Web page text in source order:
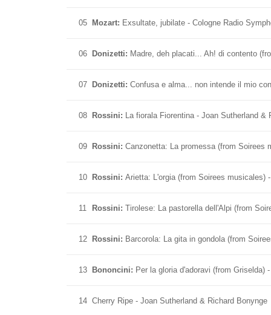
05 Mozart: Exsultate, jubilate - Cologne Radio
06 Donizetti: Madre, deh placati... Ah! di contento
07 Donizetti: Confusa e alma... non intende il mio
08 Rossini: La fiorala Fiorentina - Joan Sutherland &
09 Rossini: Canzonetta: La promessa (from Soirees
10 Rossini: Arietta: L'orgia (from Soirees musicales)
11 Rossini: Tirolese: La pastorella dell'Alpi (from
12 Rossini: Barcorola: La gita in gondola (from
13 Bononcini: Per la gloria d'adoravi (from Griselda)
14 Cherry Ripe - Joan Sutherland & Richard Bonynge